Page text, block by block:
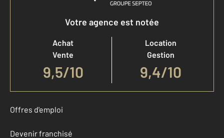
Votre agence est notée
Achat
Vente
9,5/10
Location
Gestion
9,4/10
Offres d'emploi
Devenir franchisé